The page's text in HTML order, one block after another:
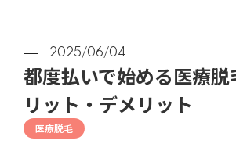
2025/06/04
都度払いで始める医療脱
リット・デメリット
医療脱毛